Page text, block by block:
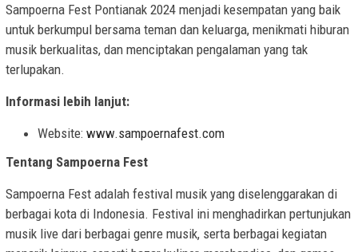
Sampoerna Fest Pontianak 2024 menjadi kesempatan yang baik
untuk berkumpul bersama teman dan keluarga, menikmati hiburan
musik berkualitas, dan menciptakan pengalaman yang tak
terlupakan.
Informasi lebih lanjut:
Website: www.sampoernafest.com
Tentang Sampoerna Fest
Sampoerna Fest adalah festival musik yang diselenggarakan di
berbagai kota di Indonesia. Festival ini menghadirkan pertunjukan
musik live dari berbagai genre musik, serta berbagai kegiatan